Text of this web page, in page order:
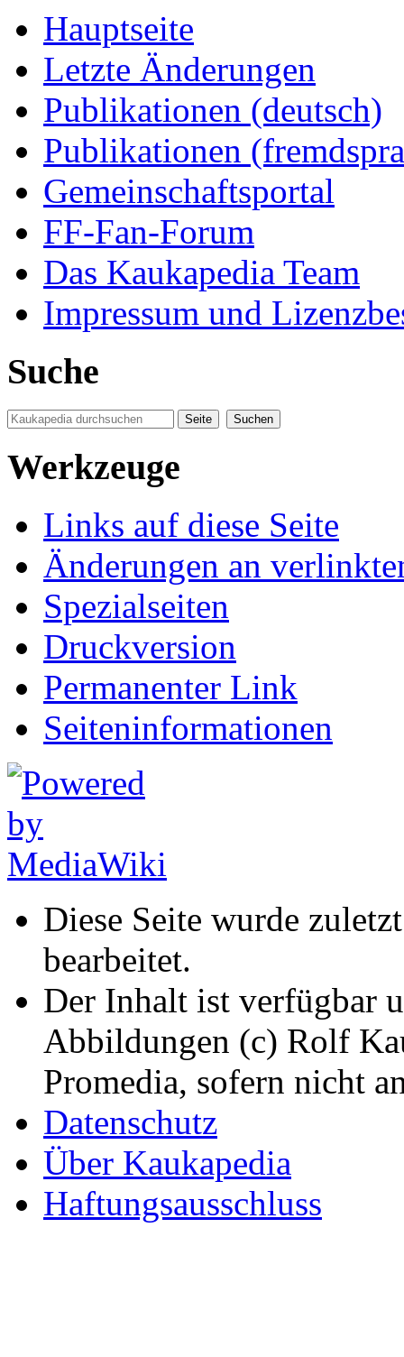
Hauptseite
Letzte Änderungen
Publikationen (deutsch)
Publikationen
Gemeinschaftsportal
FF-Fan-Forum
Das Kaukapedia Team
Impressum und
Suche
Werkzeuge
Links auf diese Seite
Änderungen an
Spezialseiten
Druckversion
Permanenter Link
Seiten­informationen
Diese Seite wurde
bearbeitet.
Der Inhalt ist verfügbar
Abbildungen (c) Rolf
Promedia, sofern nicht
Datenschutz
Über Kaukapedia
Haftungsausschluss